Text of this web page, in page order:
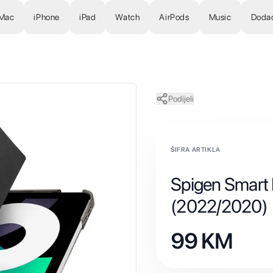
iPhone iPad Watch AirPods Music
Podijeli
ŠIFRA ARTIKLA
Spigen Smart
(2022/2020)
99KM